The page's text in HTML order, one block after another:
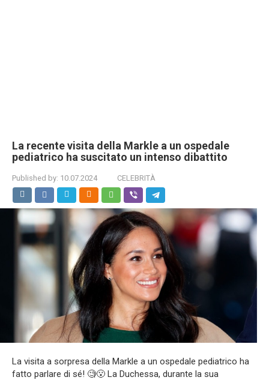
La recente visita della Markle a un ospedale
pediatrico ha suscitato un intenso dibattito
Published by: 10.07.2024 CELEBRITÀ
La visita a sorpresa della Markle a un ospedale pediatrico ha
fatto parlare di sé! 🧐😮 La Duchessa, durante la sua